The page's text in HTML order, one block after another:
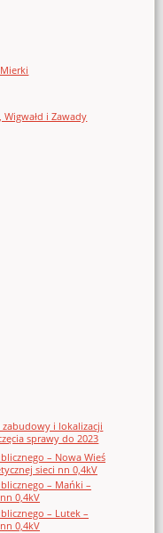
i Zawady
i lokalizacji
sprawy do 2023
– Nowa Wieś
sieci nn 0,4kV
– Mańki –
0,4kV
– Lutek –
0,4kV